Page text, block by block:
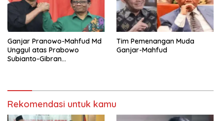
Ganjar Pranowo-Mahfud Md
Unggul atas Prabowo
Subianto-Gibran
Tim Pemenangan Muda
Ganjar-Mahfud
Rekomendasi untuk kamu